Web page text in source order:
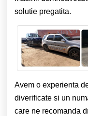
solutie pregatita.
Avem o experienta
diverificate si un
care ne recomanda